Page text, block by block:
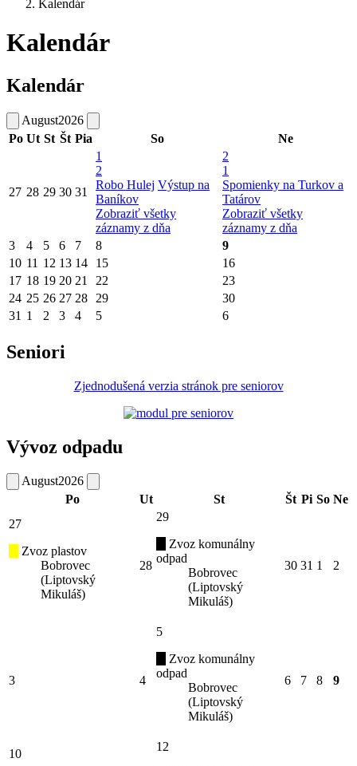
Kalendár
Kalendár
Kalendár
August2026
Po Ut St Št Pia So Ne
27 28 29 30 31
1
2
Robo Hulej Výstup na
Baníkov
Zobraziť všetky
záznamy z dňa
2
1
Spomienky na Turkov a
Tatárov
Zobraziť všetky
záznamy z dňa
3
4 5 6 7 8
9
10 11 12 13 14 15
16
17 18 19 20 21 22
23
24 25 26 27 28 29
30
31 1 2 3 4 5 6
Seniori
Zjednodušená verzia stránok pre seniorov
Vývoz odpadu
August2026
Po
Ut St Št Pi So Ne
27
Zvoz plastov
Bobrovec
(Liptovský
Mikuláš)
28
29
Zvoz komunálny
odpad
Bobrovec
(Liptovský
Mikuláš)
30 31 1 2
3 4
5
Zvoz komunálny
odpad
Bobrovec
(Liptovský
Mikuláš)
6 7 8 9
10
12